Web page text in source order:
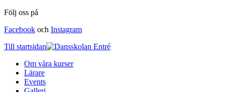
Följ oss på
Facebook och Instagram
Till startsidan
Om våra kurser
Lärare
Events